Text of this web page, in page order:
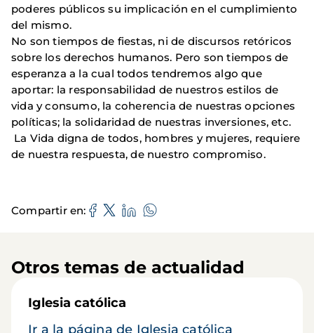
poderes públicos su implicación en el cumplimiento
del mismo.
No son tiempos de fiestas, ni de discursos retóricos
sobre los derechos humanos. Pero son tiempos de
esperanza a la cual todos tendremos algo que
aportar: la responsabilidad de nuestros estilos de
vida y consumo, la coherencia de nuestras opciones
políticas; la solidaridad de nuestras inversiones, etc.
La Vida digna de todos, hombres y mujeres, requiere
de nuestra respuesta, de nuestro compromiso.
Compartir en
Otros temas de actualidad
Iglesia católica
Ir a la página de Iglesia católica